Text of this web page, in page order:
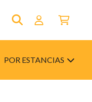
POR ESTANCIAS